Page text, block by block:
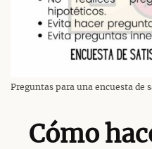
Preguntas para una encuesta de
Cómo